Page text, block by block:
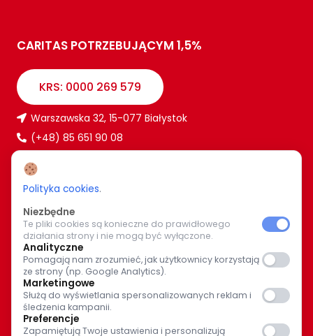
CARITAS POTRZEBUJĄCYM 1,5%
KRS: 0000 269 579
Warszawska 32, 15-077 Białystok
(+48) 85 651 90 08
bialystok@caritas.pl
WIĘCEJ O NAS
Bądź z nami na bieżąco. Wspólnymi siłami pomagajmy
potrzebującym.
Polityka cookies.
Niezbędne
Te pliki cookies są konieczne do prawidłowego
działania strony i nie mogą być wyłączone.
Analityczne
Pomagają nam zrozumieć, jak użytkownicy korzystają
ze strony (np. Google Analytics).
Marketingowe
Służą do wyświetlania spersonalizowanych reklam i
śledzenia kampanii.
Preferencje
Zapamiętują Twoje ustawienia i personalizują